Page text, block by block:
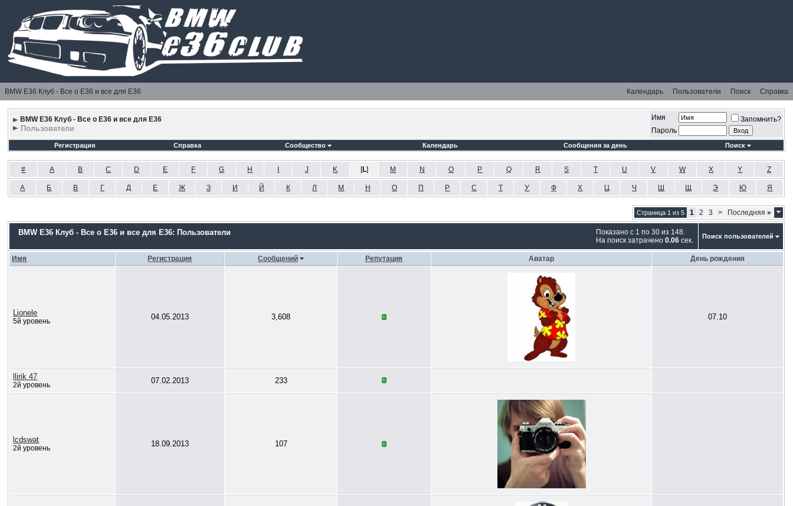
BMW E36 Клуб - Все о Е36 и все для Е36 Календарь Пользователи Поиск Справка
BMW E36 Клуб - Все о Е36 и все для Е36
Пользователи
Имя
Запомнить?
Пароль
Регистрация Справка Сообщество Календарь Сообщения за день Поиск
# A B C D E F G H J K [L] M N O P Q R S T U V W X Y Z
А Б В Г Д Е Ж З И Й К Л М Н О П Р С Т У Ф Х Ц Ч Ш Щ Э Ю Я
Страница 1 из 5 1 2 3 > Последняя»
Показано с 1 по 30 из 148.
На поиск затрачено0.06 сек.
BMW E36 Клуб - Все о Е36 и все для Е36: Пользователи Поиск пользователей
Имя Регистрация Сообщений Репутация Аватар День рождения
Lionele
5й уровень 04.05.2013 3,608 07.10
llirik 47
2й уровень 07.02.2013 233
lcdswat
2й уровень 18.09.2013 107